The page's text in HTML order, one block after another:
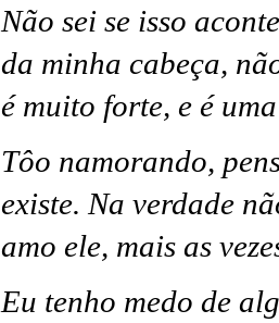
Não sei se isso
da minha cabeça,
é muito forte, e é
Tôo namorando,
existe. Na verdade
amo ele, mais as
Eu tenho medo de